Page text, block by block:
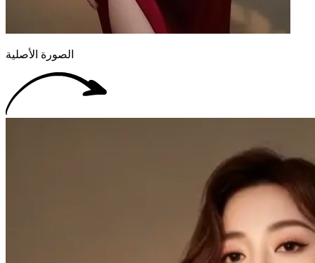
الصورة الأصلية